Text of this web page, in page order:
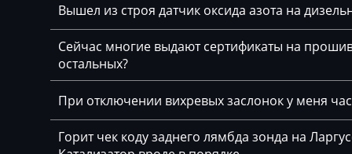
Belgee
Bell
Bentley
BMW
BobCat
Bosch ME9.2.1
Bosch ME9.2.2
Bosch MEV17.4.6
Bosch MEV9.2
Bosch MEV9.2.2
Вышел из строя датчик оксида азота на
Сейчас многие выдают сертификаты на
остальных?
При отключении вихревых заслонок у меня
Горит чек коду заднего лямбда зонда на